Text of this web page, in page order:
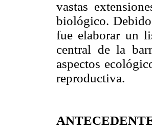
vastas
biológico.
fue elaborar un
central de la
aspectos
reproductiva.